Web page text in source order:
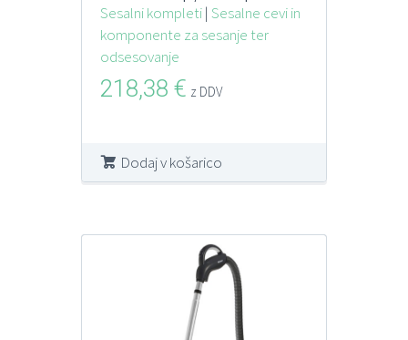
Sesalni kompleti| Sesalne cevi in
komponente za sesanje ter
odsesovanje
218,38 € z DDV
Dodaj v košarico